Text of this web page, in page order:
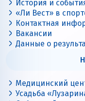
История и
«Ли Вест» в
Контактная
Вакансии
Данные о
Медицинский
Усадьба